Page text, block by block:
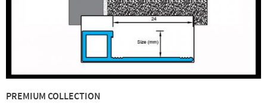
PREMIUM COLLECTION